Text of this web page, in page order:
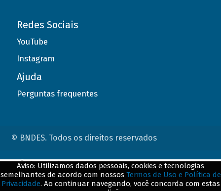
Redes Sociais
YouTube
Instagram
Ajuda
Perguntas frequentes
© BNDES. Todos os direitos reservados
Aviso: Utilizamos dados pessoais, cookies e tecnologias
semelhantes de acordo com nossos Termos de Uso e Política de
Privacidade. Ao continuar navegando, você concorda com estas
ConteÃºdo complementar
${title}${badge}